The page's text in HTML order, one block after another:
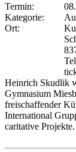
Termin:
Kategorie:
Ort:
Heinrich Skudlik
Gymnasium
freischaffender
International
caritative Projekte.